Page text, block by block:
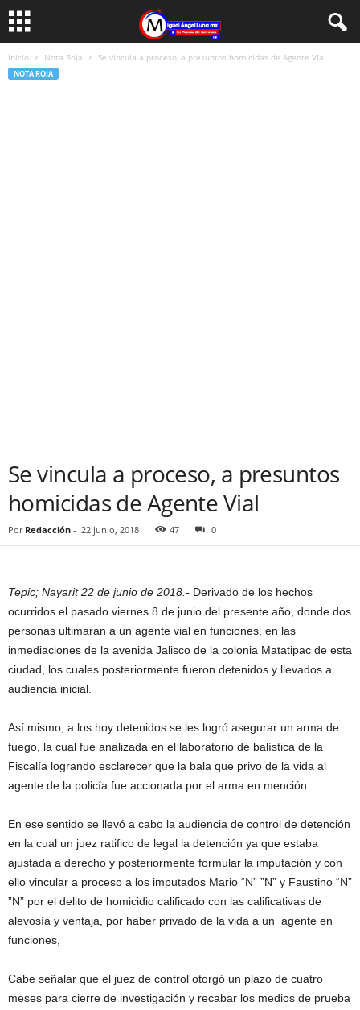
Inicio Nota Roja Se vincula a proceso, a presuntos homicidas de Agente Vial
NOTA ROJA
Se vincula a proceso, a presuntos
homicidas de Agente Vial
Por Redacción - 22 junio, 2018 47 0
Tepic; Nayarit 22 de junio de 2018.- Derivado de los hechos
ocurridos el pasado viernes 8 de junio del presente año, donde dos
personas ultimaran a un agente vial en funciones, en las
inmediaciones de la avenida Jalisco de la colonia Matatipac de esta
ciudad, los cuales posteriormente fueron detenidos y llevados a
audiencia inicial.
Así mismo, a los hoy detenidos se les logró asegurar un arma de
fuego, la cual fue analizada en el laboratorio de balística de la
Fiscalía logrando esclarecer que la bala que privo de la vida al
agente de la policía fue accionada por el arma en mención.
En ese sentido se llevó a cabo la audiencia de control de detención
en la cual un juez ratifico de legal la detención ya que estaba
ajustada a derecho y posteriormente formular la imputación y con
ello vincular a proceso a los imputados Mario “N” ”N” y Faustino “N”
”N” por el delito de homicidio calificado con las calificativas de
alevosía y ventaja, por haber privado de la vida a un agente en
funciones,
Cabe señalar que el juez de control otorgó un plazo de cuatro
meses para cierre de investigación y recabar los medios de prueba